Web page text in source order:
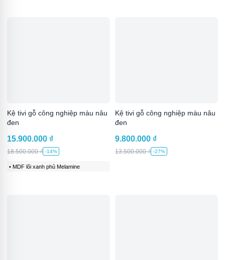
Kệ tivi gỗ công nghiệp màu nâu
đen
15.900.000 ₫
18.500.000₫ -14%
• MDF lõi xanh phủ Melamine
Kệ tivi gỗ công nghiệp màu nâu
đen
9.800.000 ₫
13.500.000₫ -27%